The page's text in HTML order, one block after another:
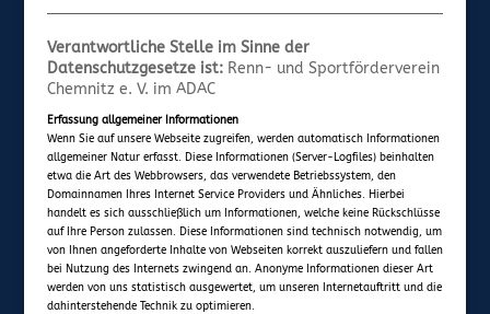
Verantwortliche Stelle im Sinne der
Datenschutzgesetze ist: Renn- und Sportförderverein
Chemnitz e. V. im ADAC
Erfassung allgemeiner Informationen
Wenn Sie auf unsere Webseite zugreifen, werden automatisch Informationen
allgemeiner Natur erfasst. Diese Informationen (Server-Logfiles) beinhalten
etwa die Art des Webbrowsers, das verwendete Betriebssystem, den
Domainnamen Ihres Internet Service Providers und Ähnliches. Hierbei
handelt es sich ausschließlich um Informationen, welche keine Rückschlüsse
auf Ihre Person zulassen. Diese Informationen sind technisch notwendig, um
von Ihnen angeforderte Inhalte von Webseiten korrekt auszuliefern und fallen
bei Nutzung des Internets zwingend an. Anonyme Informationen dieser Art
werden von uns statistisch ausgewertet, um unseren Internetauftritt und die
dahinterstehende Technik zu optimieren.